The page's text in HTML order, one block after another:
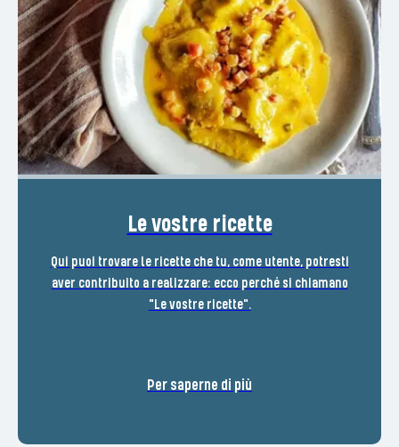
Le vostre ricette
Qui puoi trovare le ricette che tu, come utente, potresti
aver contribuito a realizzare: ecco perché si chiamano
"Le vostre ricette".
Per saperne di più